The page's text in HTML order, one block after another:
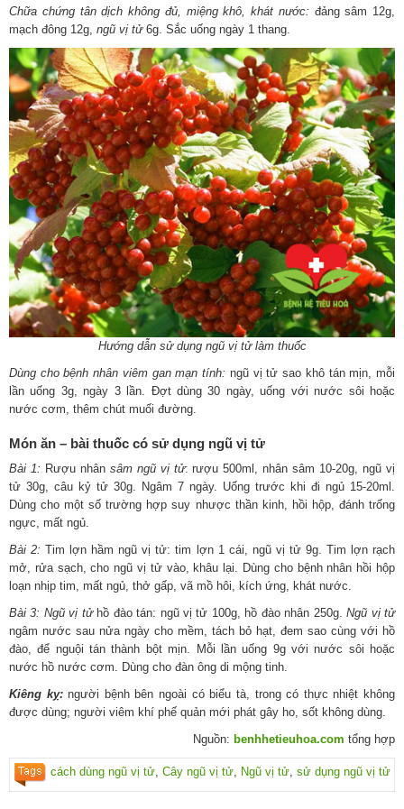
Chữa chứng tân dịch không đủ, miệng khô, khát nước: đảng sâm 12g,
mạch đông 12g, ngũ vị tử6g. Sắc uống ngày 1 thang.
Hướng dẫn sử dụng ngũ vị tử làm thuốc
Dùng cho bệnh nhân viêm gan mạn tính: ngũ vị tử sao khô tán mịn, mỗi
lần uống 3g, ngày 3 lần. Đợt dùng 30 ngày, uống với nước sôi hoặc
nước cơm, thêm chút muối đường.
Món ăn – bài thuốc có sử dụng ngũ vị tử
Bài 1: Rượu nhânsâm ngũ vị tử: rượu 500ml, nhân sâm 10-20g, ngũ vị
tử 30g, câu kỷ tử 30g. Ngâm 7 ngày. Uống trước khi đi ngủ 15-20ml.
Dùng cho một số trường hợp suy nhược thần kinh, hồi hộp, đánh trống
ngực, mất ngủ.
Bài 2: Tim lợn hầm ngũ vị tử: tim lợn 1 cái, ngũ vị tử 9g. Tim lợn rạch
mở, rửa sạch, cho ngũ vị tử vào, khâu lại. Dùng cho bệnh nhân hồi hộp
loạn nhịp tim, mất ngủ, thở gấp, vã mồ hôi, kích ứng, khát nước.
Bài 3: Ngũ vị tử hồ đào tán: ngũ vị tử 100g, hồ đào nhân 250g.Ngũ vị tử
ngâm nước sau nửa ngày cho mềm, tách bỏ hạt, đem sao cùng với hồ
đào, để nguội tán thành bột mịn. Mỗi lần uống 9g với nước sôi hoặc
nước hồ nước cơm. Dùng cho đàn ông di mộng tinh.
Kiêng kỵ: người bệnh bên ngoài có biểu tà, trong có thực nhiệt không
được dùng; người viêm khí phế quản mới phát gây ho, sốt không dùng.
Nguồn: benhhetieuhoa.com tổng hợp
cách dùng ngũ vị tử, Cây ngũ vị tử, Ngũ vị tử, sử dụng ngũ vị tử